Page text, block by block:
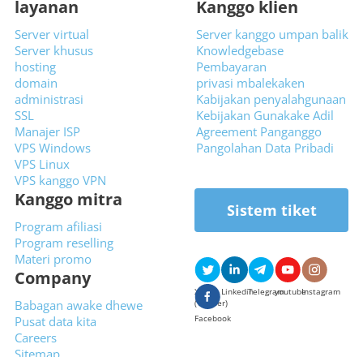
layanan
Server virtual
Server khusus
hosting
domain
administrasi
SSL
Manajer ISP
VPS Windows
VPS Linux
VPS kanggo VPN
Kanggo klien
Server kanggo umpan balik
Knowledgebase
Pembayaran
privasi mbalekaken
Kabijakan penyalahgunaan
Kebijakan Gunakake Adil
Agreement Panganggo
Pangolahan Data Pribadi
Kanggo mitra
Program afiliasi
Program reselling
Materi promo
Company
Babagan awake dhewe
Pusat data kita
Careers
Sistem tiket
X
(Twitter)
LinkedinTelegramyoutubeInstagram
Facebook